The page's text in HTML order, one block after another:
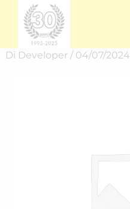
contenuto
Di Developer / 04/07/2024